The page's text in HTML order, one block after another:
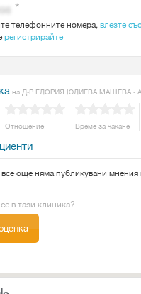
телефонните номера, влезте
регистрирайте
на Д-Р ГЛОРИЯ ЮЛИЕВА МАШЕВА -
Отношение Време за чакане
още няма публикувани
в тази клиника?